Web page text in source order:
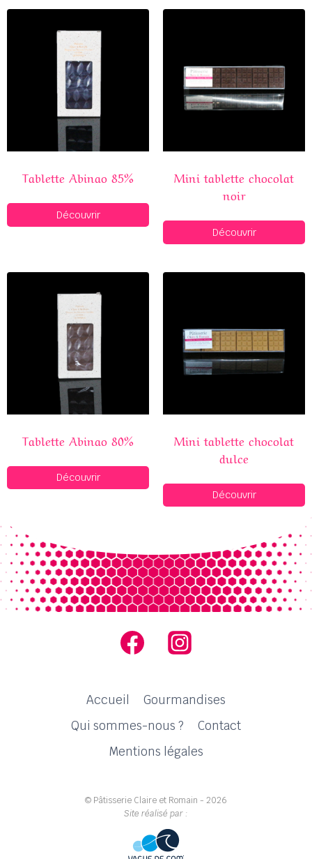
Tablette Abinao 85%
Découvrir
Mini tablette chocolat
noir
Découvrir
Tablette Abinao 80%
Découvrir
Mini tablette chocolat
dulce
Découvrir
Accueil
Gourmandises
Qui sommes-nous ?
Contact
Mentions légales
© Pâtisserie Claire et Romain - 2026
Site réalisé par :